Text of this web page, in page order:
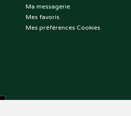
Ma messagerie
Mes favoris
Mes préférences Cookies